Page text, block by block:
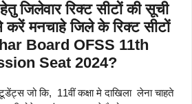
जिलेवार रिक्ट सीटों की सूची
करें मनचाहे जिले के रिक्ट सीटों
Board OFSS 11th
Seat 2024?
जो कि, 11वीं कक्षा मे दाखिला लेना चाहते